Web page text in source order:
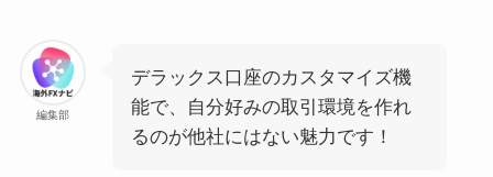
編集部
デラックス口座のカスタマイズ機
能で、自分好みの取引環境を作れ
るのが他社にはない魅力です！